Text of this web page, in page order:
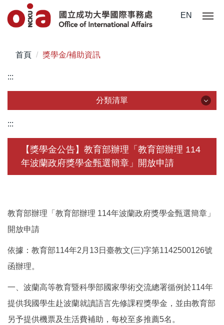
到
區
EN
首頁 獎學金/補助資訊
:::
分類清單
關於我們
未來學生
在校須知
國際鏈結
:::
【獎學金公告】教育部辦理「教育部辦理 114
年波蘭政府獎學金甄選簡章」開放申請
教育部辦理「教育部辦理 114年波蘭政府獎學金甄選簡章」
開放申請
依據：教育部114年2月13日臺教文(三)字第1142500126號
函辦理。
一、波蘭高等教育暨科學部國家學術交流總署循例於114年
提供我國學生赴波蘭就讀語言先修課程獎學金，並由教育部
另予提供機票及生活費補助，每校至多推薦5名。